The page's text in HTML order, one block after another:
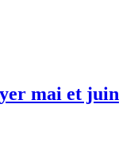
mai et juin